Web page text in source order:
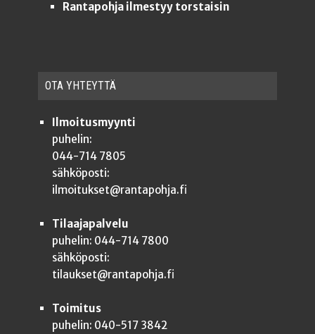
Rantapohja ilmestyy torstaisin
OTA YHTEYT­TÄ
Ilmoitusmyynti
puhelin:
044-714 7805
sähköposti:
ilmoitukset@rantapohja.fi
Tilaajapalvelu
puhelin: 044-714 7800
sähköposti:
tilaukset@rantapohja.fi
Toimitus
puhelin: 040-517 3842